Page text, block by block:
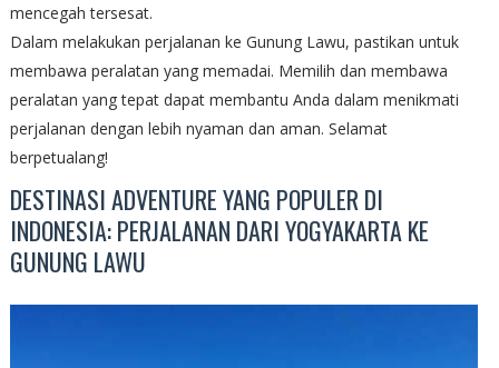
mencegah tersesat.
Dalam melakukan perjalanan ke Gunung Lawu, pastikan untuk
membawa peralatan yang memadai. Memilih dan membawa
peralatan yang tepat dapat membantu Anda dalam menikmati
perjalanan dengan lebih nyaman dan aman. Selamat
berpetualang!
DESTINASI ADVENTURE YANG POPULER DI
INDONESIA: PERJALANAN DARI YOGYAKARTA KE
GUNUNG LAWU